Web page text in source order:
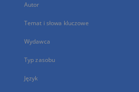
Autor
Temat i słowa kluczowe
Wydawca
Typ zasobu
Język